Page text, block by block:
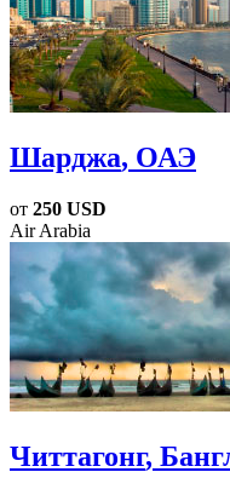
Шарджа, ОАЭ
от 250 USD
Air Arabia
Читтагонг,